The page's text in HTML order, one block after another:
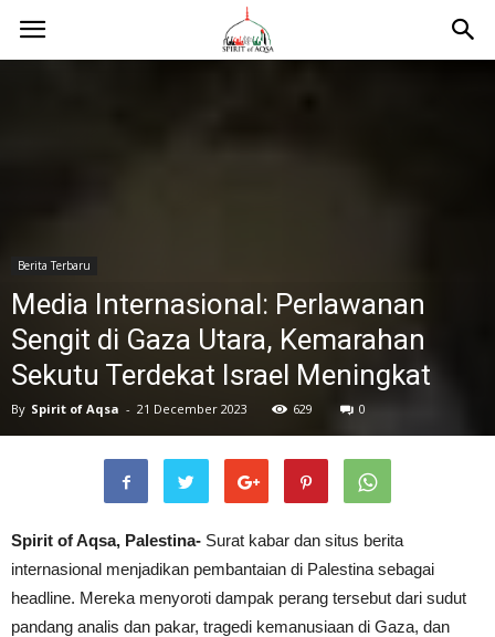
Berita Terbaru
Media Internasional: Perlawanan
Sengit di Gaza Utara, Kemarahan
Sekutu Terdekat Israel Meningkat
By Spirit of Aqsa - 21 December 2023 629 0
Spirit of Aqsa, Palestina- Surat kabar dan situs berita
internasional menjadikan pembantaian di Palestina sebagai
headline. Mereka menyoroti dampak perang tersebut dari sudut
pandang analis dan pakar, tragedi kemanusiaan di Gaza, dan